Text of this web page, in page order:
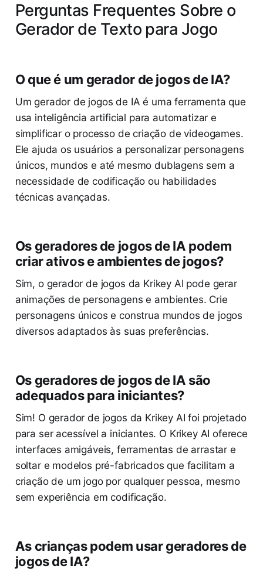
Perguntas Frequentes Sobre o
Gerador de Texto para Jogo
O que é um gerador de jogos de IA?
Um gerador de jogos de IA é uma ferramenta que
usa inteligência artificial para automatizar e
simplificar o processo de criação de videogames.
Ele ajuda os usuários a personalizar personagens
únicos, mundos e até mesmo dublagens sem a
necessidade de codificação ou habilidades
técnicas avançadas.
Os geradores de jogos de IA podem
criar ativos e ambientes de jogos?
Sim, o gerador de jogos da Krikey AI pode gerar
animações de personagens e ambientes. Crie
personagens únicos e construa mundos de jogos
diversos adaptados às suas preferências.
Os geradores de jogos de IA são
adequados para iniciantes?
Sim! O gerador de jogos da Krikey AI foi projetado
para ser acessível a iniciantes. O Krikey AI oferece
interfaces amigáveis, ferramentas de arrastar e
soltar e modelos pré-fabricados que facilitam a
criação de um jogo por qualquer pessoa, mesmo
sem experiência em codificação.
As crianças podem usar geradores de
jogos de IA?